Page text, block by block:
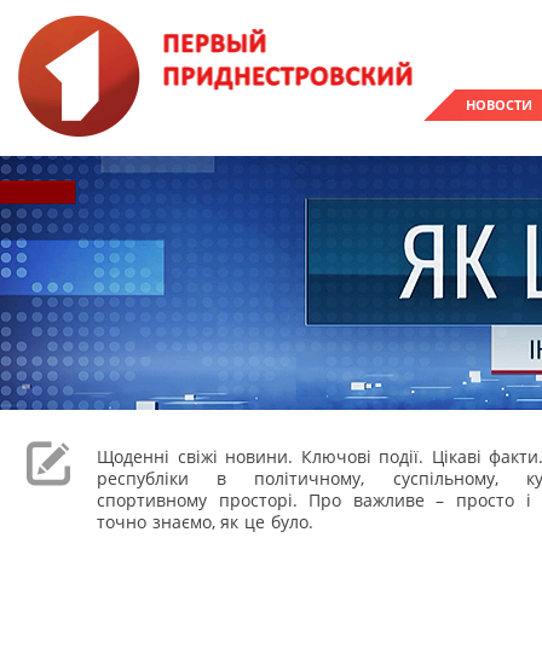
НОВОСТИ
Щоденні свіжі новини. Ключові події. Цікаві
республіки в політичному, суспільному,
спортивному просторі. Про важливе – просто і
точно знаємо, як це було.